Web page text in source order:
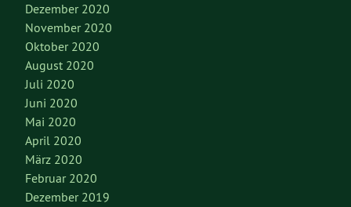
Dezember 2020
November 2020
Oktober 2020
August 2020
Juli 2020
Juni 2020
Mai 2020
April 2020
März 2020
Februar 2020
Dezember 2019